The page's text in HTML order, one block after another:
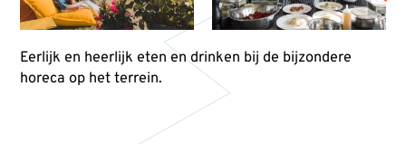
Eerlijk en heerlijk eten en drinken bij de bijzondere
horeca op het terrein.